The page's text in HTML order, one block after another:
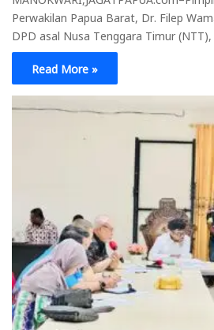
Perwakilan Papua Barat, Dr. Filep
DPD asal Nusa Tenggara Timur (NTT),
Read More »